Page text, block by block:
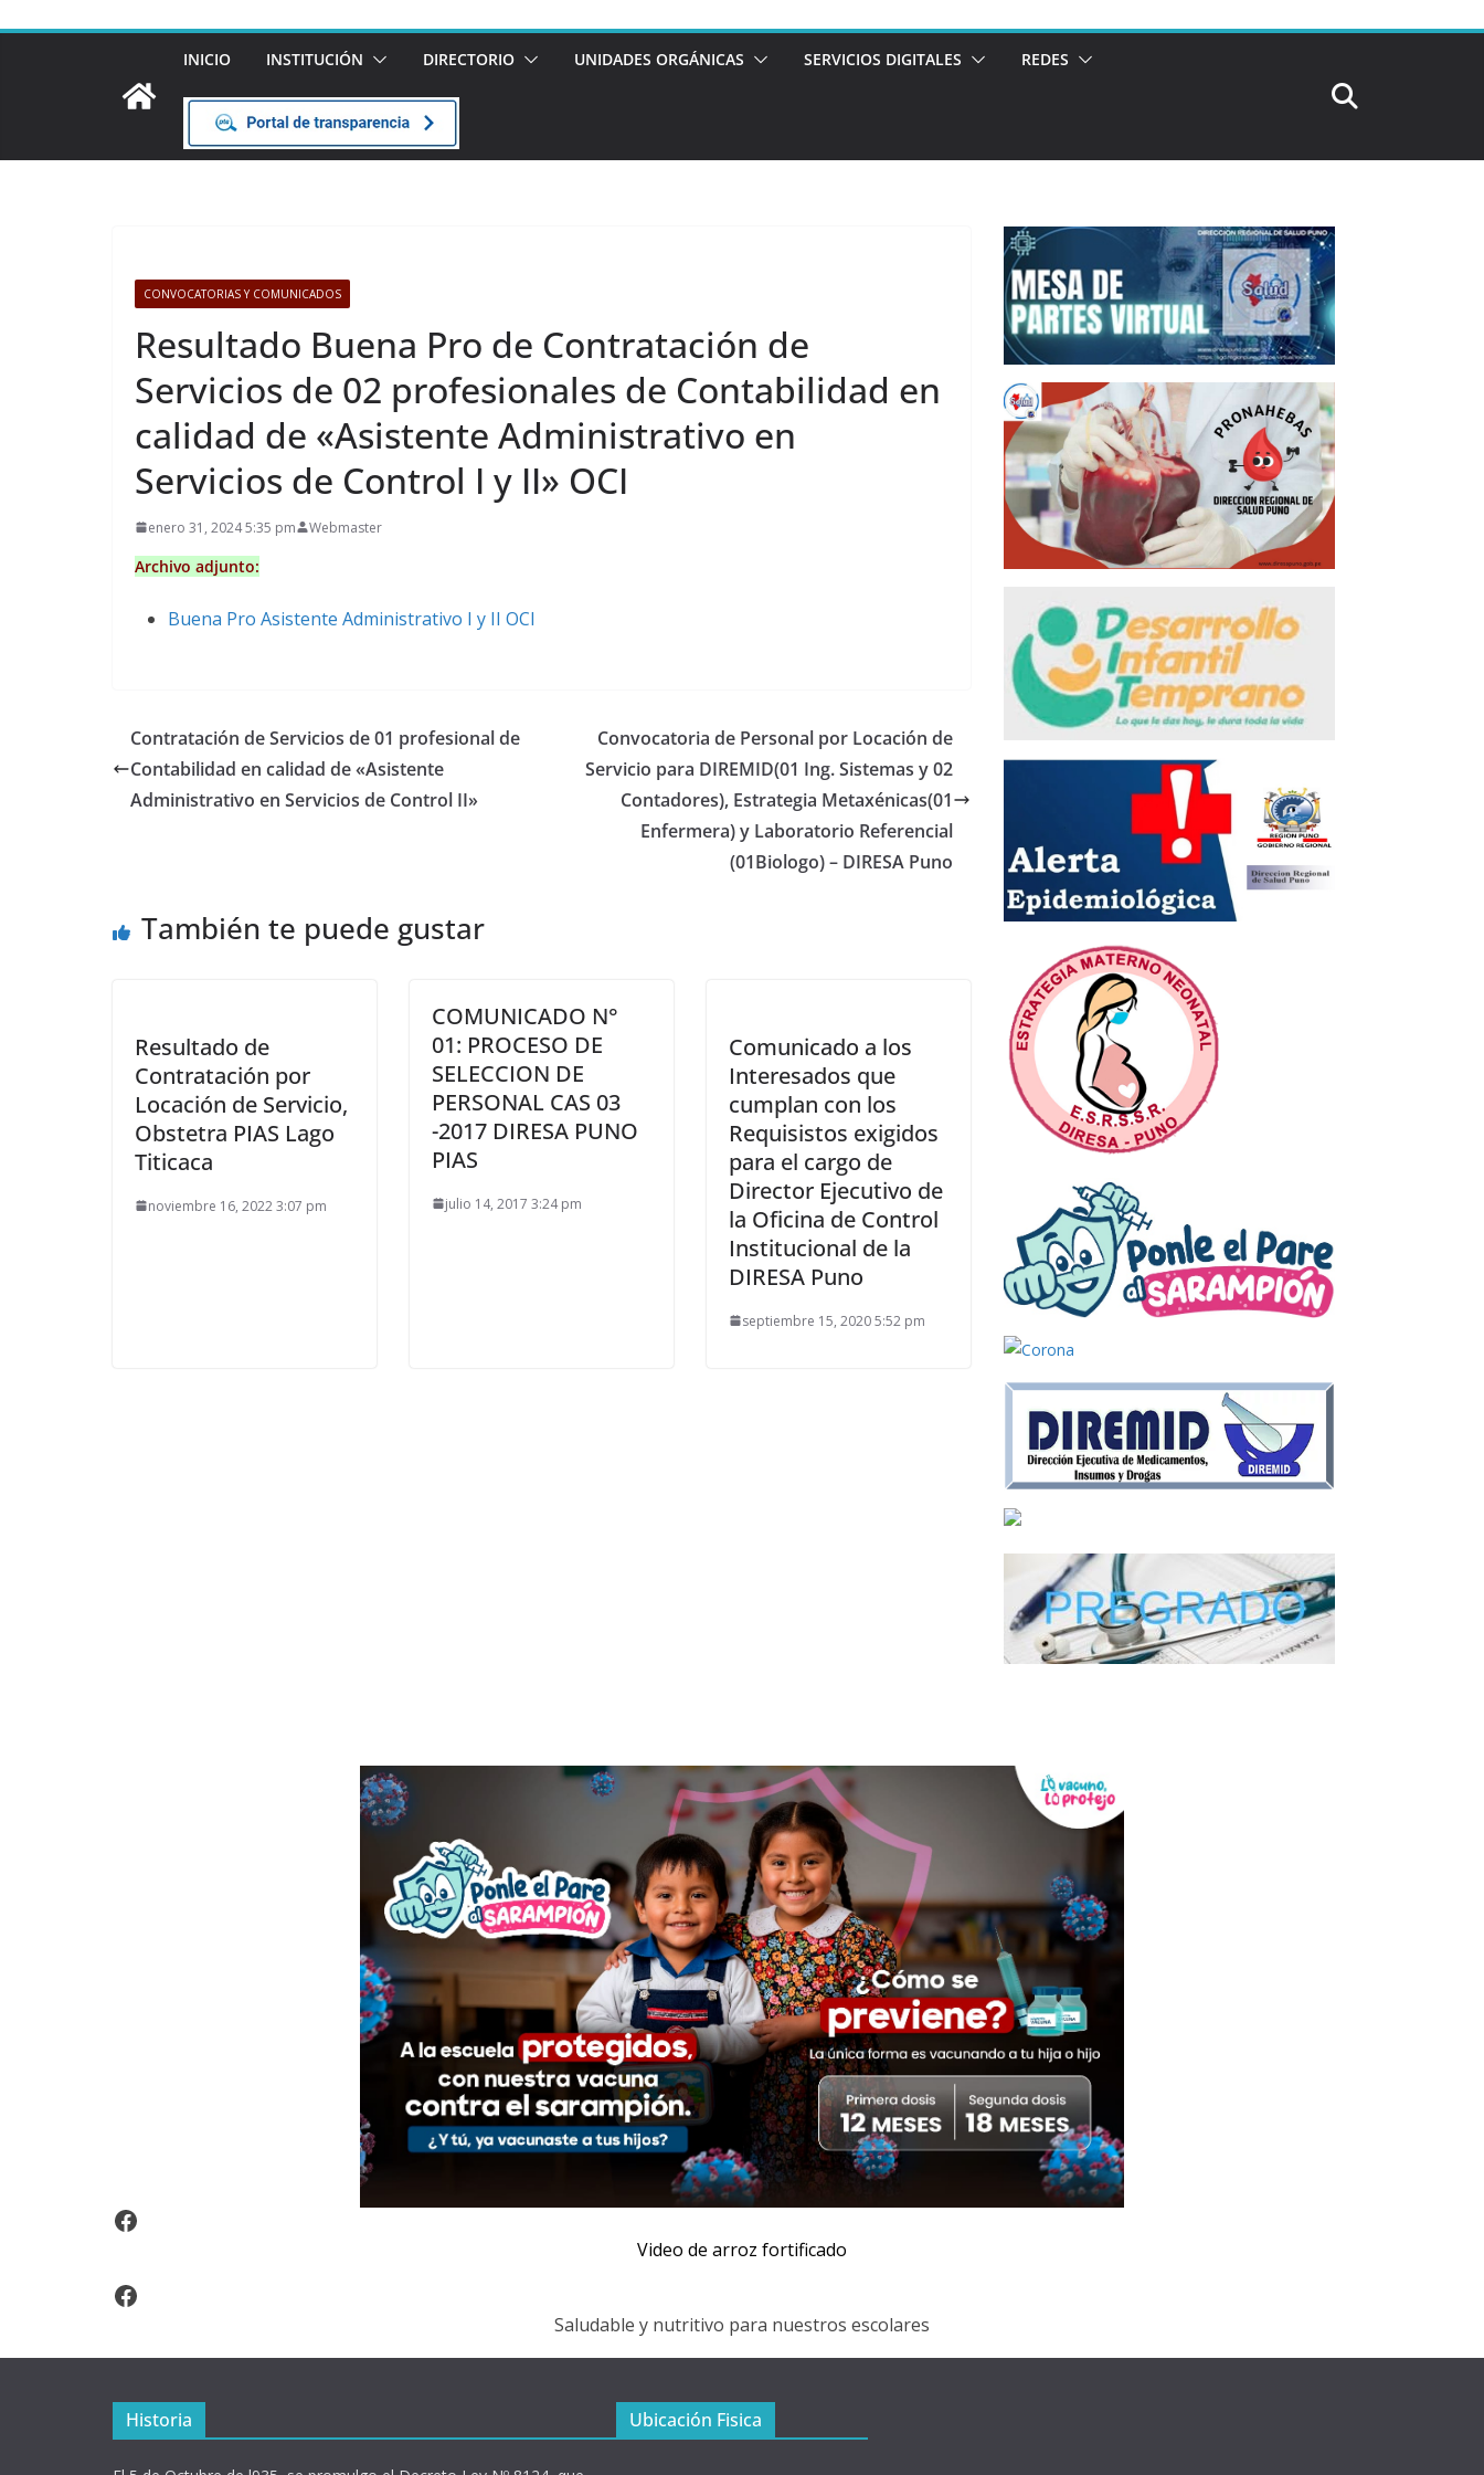
INICIO INSTITUCIÓN DIRECTORIO UNIDADES ORGÁNICAS SERVICIOS DIGITALES REDES
CONVOCATORIAS Y COMUNICADOS
Resultado Buena Pro de Contratación de
Servicios de 02 profesionales de Contabilidad en
calidad de «Asistente Administrativo en
Servicios de Control I y II» OCI
enero 31, 2024 5:35 pm Webmaster
Archivo adjunto:
Buena Pro Asistente Administrativo I y II OCI
Contratación de Servicios de 01 profesional de
Contabilidad en calidad de «Asistente
Administrativo en Servicios de Control II»
Convocatoria de Personal por Locación de
Servicio para DIREMID(01 Ing. Sistemas y 02
Contadores), Estrategia Metaxénicas(01
Enfermera) y Laboratorio Referencial
(01Biologo) – DIRESA Puno
También te puede gustar
Resultado de
Contratación por
Locación de Servicio,
Obstetra PIAS Lago
Titicaca
noviembre 16, 2022 3:07 pm
COMUNICADO N°
01: PROCESO DE
SELECCION DE
PERSONAL CAS 03
-2017 DIRESA PUNO
PIAS
julio 14, 2017 3:24 pm
Comunicado a los
Interesados que
cumplan con los
Requisistos exigidos
para el cargo de
Director Ejecutivo de
la Oficina de Control
Institucional de la
DIRESA Puno
septiembre 15, 2020 5:52 pm
Video Arroz Fortificado
Video de arroz fortificado
Facebook
Saludable y nutritivo para nuestros escolares
Historia Ubicación Fisica